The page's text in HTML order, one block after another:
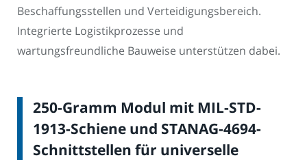
Beschaffungsstellen und Verteidigungsbereich.
Integrierte Logistikprozesse und
wartungsfreundliche Bauweise unterstützen dabei.
250-Gramm Modul mit MIL-STD-
1913-Schiene und STANAG-4694-
Schnittstellen für universelle